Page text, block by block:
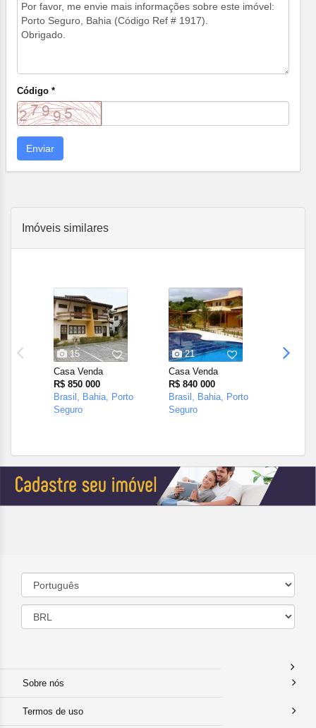
Código *
Enviar
Imóveis similares
15
Casa Venda
R$ 850 000
Brasil, Bahia, Porto
Seguro
21
Casa Venda
R$ 840 000
Brasil, Bahia, Porto
Seguro
Sobre nós
Termos de uso